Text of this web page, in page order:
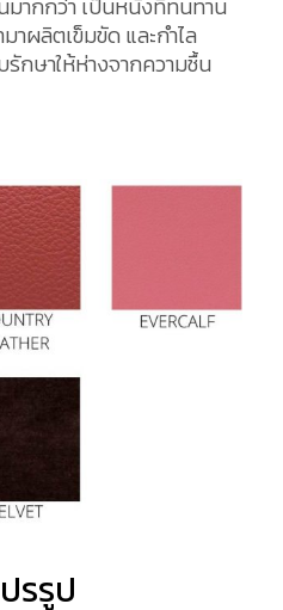
มากกว่า เป็นหนังที่ทนทาน
ผลิตเข็มขัด และกำไล
กษาให้ห่างจากความชื้น
รรูป